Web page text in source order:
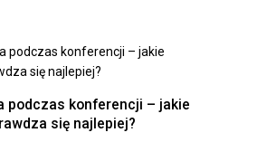
podczas konferencji – jakie
się najlepiej?